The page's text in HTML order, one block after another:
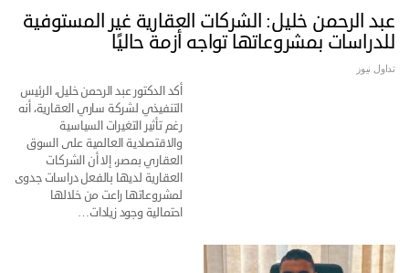
عبد الرحمن خليل: الشركات العقارية غير المستوفية
للدراسات بمشروعاتها تواجه أزمة حاليًا
تداول نيوز
أكد الدكتور عبد الرحمن خليل، الرئيس
التنفيذي لشركة ساري العقارية، أنه
رغم تأثير التغيرات السياسية
والاقتصادية العالمية على السوق
العقاري بمصر، إلا أن الشركات
العقارية لديها بالفعل دراسات جدوى
لمشروعاتها راعت من خلالها
احتمالية وجود زيادات…